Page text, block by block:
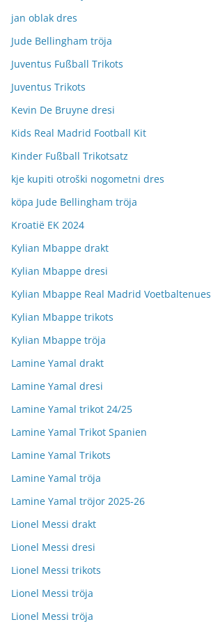
jan oblak dres
Jude Bellingham tröja
Juventus Fußball Trikots
Juventus Trikots
Kevin De Bruyne dresi
Kids Real Madrid Football Kit
Kinder Fußball Trikotsatz
kje kupiti otroški nogometni dres
köpa Jude Bellingham tröja
Kroatië EK 2024
Kylian Mbappe drakt
Kylian Mbappe dresi
Kylian Mbappe Real Madrid Voetbaltenues
Kylian Mbappe trikots
Kylian Mbappe tröja
Lamine Yamal drakt
Lamine Yamal dresi
Lamine Yamal trikot 24/25
Lamine Yamal Trikot Spanien
Lamine Yamal Trikots
Lamine Yamal tröja
Lamine Yamal tröjor 2025-26
Lionel Messi drakt
Lionel Messi dresi
Lionel Messi trikots
Lionel Messi tröja
Lionel Messi tröja